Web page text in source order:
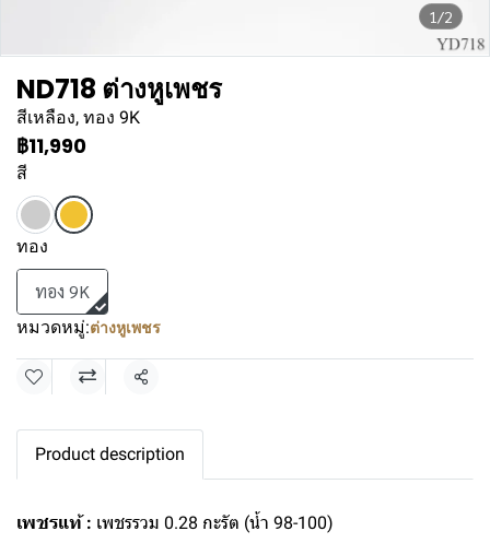
1/2
ND718 ต่างหูเพชร
สีเหลือง, ทอง 9K
฿11,990
สี
ทอง
ทอง 9K
หมวดหมู่:ต่างหูเพชร
แชร์
Product description
เพชรแท้ : เพชรรวม 0.28 กะรัต (น้ำ 98-100)